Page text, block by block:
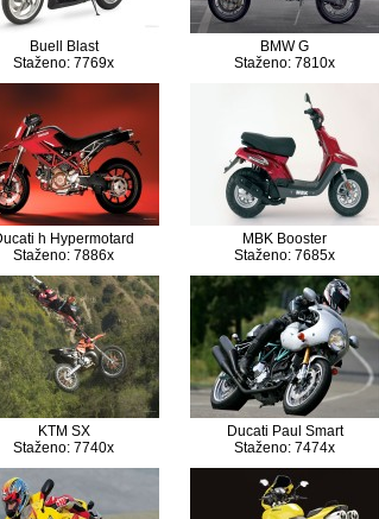
Buell Blast
Staženo: 7769x
BMW G
Staženo: 7810x
h Hypermotard
Staženo: 7886x
MBK Booster
Staženo: 7685x
KTM SX
Staženo: 7740x
Ducati Paul Smart
Staženo: 7474x